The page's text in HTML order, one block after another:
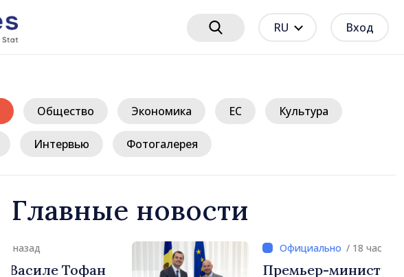
RU Вход
Общество Экономика ЕС Культура
Интервью Фотогалерея
Главные новости
/ 18 часов назад
Премьер-министр Республики